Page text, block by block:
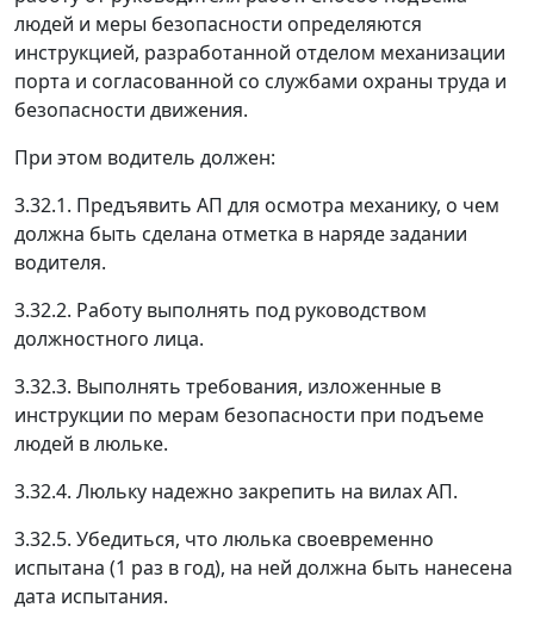
людей и меры безопасности определяются
инструкцией, разработанной отделом механизации
порта и согласованной со службами охраны труда и
безопасности движения.
При этом водитель должен:
3.32.1. Предъявить АП для осмотра механику, о чем
должна быть сделана отметка в наряде задании
водителя.
3.32.2. Работу выполнять под руководством
должностного лица.
3.32.3. Выполнять требования, изложенные в
инструкции по мерам безопасности при подъеме
людей в люльке.
3.32.4. Люльку надежно закрепить на вилах АП.
3.32.5. Убедиться, что люлька своевременно
испытана (1 раз в год), на ней должна быть нанесена
дата испытания.